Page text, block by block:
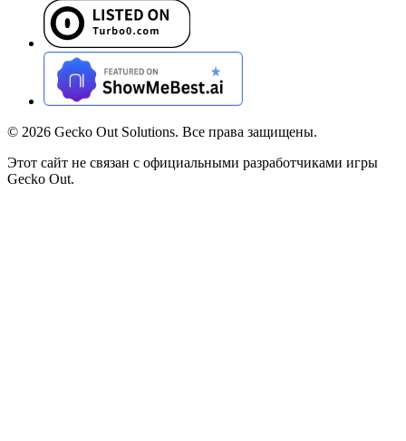
© 2026 Gecko Out Solutions. Все права защищены.
Этот сайт не связан с официальными разработчиками игры
Gecko Out.